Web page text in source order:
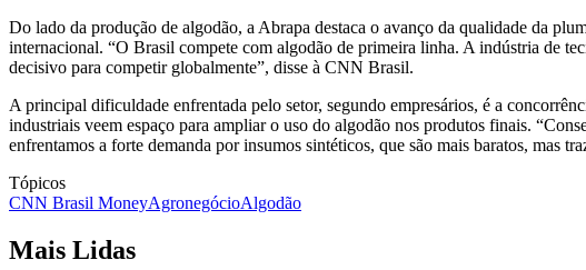
Do lado da produção de algodão, a Abrapa destaca o avanço da qualidade da
internacional. “O Brasil compete com algodão de primeira linha. A indústria de
decisivo para competir globalmente”, disse à CNN Brasil.
A principal dificuldade enfrentada pelo setor, segundo empresários, é a
industriais veem espaço para ampliar o uso do algodão nos produtos finais.
enfrentamos a forte demanda por insumos sintéticos, que são mais baratos, mas
Tópicos
CNN Brasil MoneyAgronegócioAlgodão
Mais Lidas